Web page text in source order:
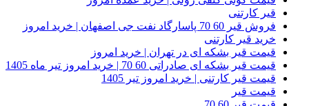
قیر کارتنی
فروش قیر 60 70 پاسارگاد نفت جی اصفهان | خرید امروز
خرید قیر کارتنی
قیمت قیر بشکه ای در تهران | خرید امروز
قیمت قیر بشکه ای صادراتی 60 70 | خرید امروز تیر ماه 1405
قیمت قیر کارتنی | خرید امروز تیر 1405
قیمت قیر